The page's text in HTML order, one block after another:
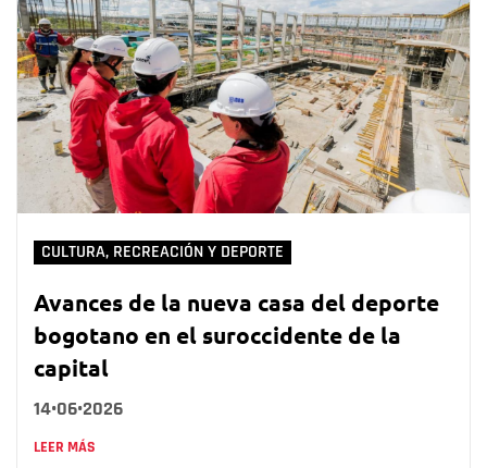
CULTURA, RECREACIÓN Y DEPORTE
Avances de la nueva casa del deporte
bogotano en el suroccidente de la
capital
14•06•2026
LEER MÁS